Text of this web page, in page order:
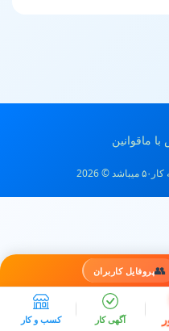
👥پروفایل کاربران
آگهی کار کسب و کار
ماقوانین
2026